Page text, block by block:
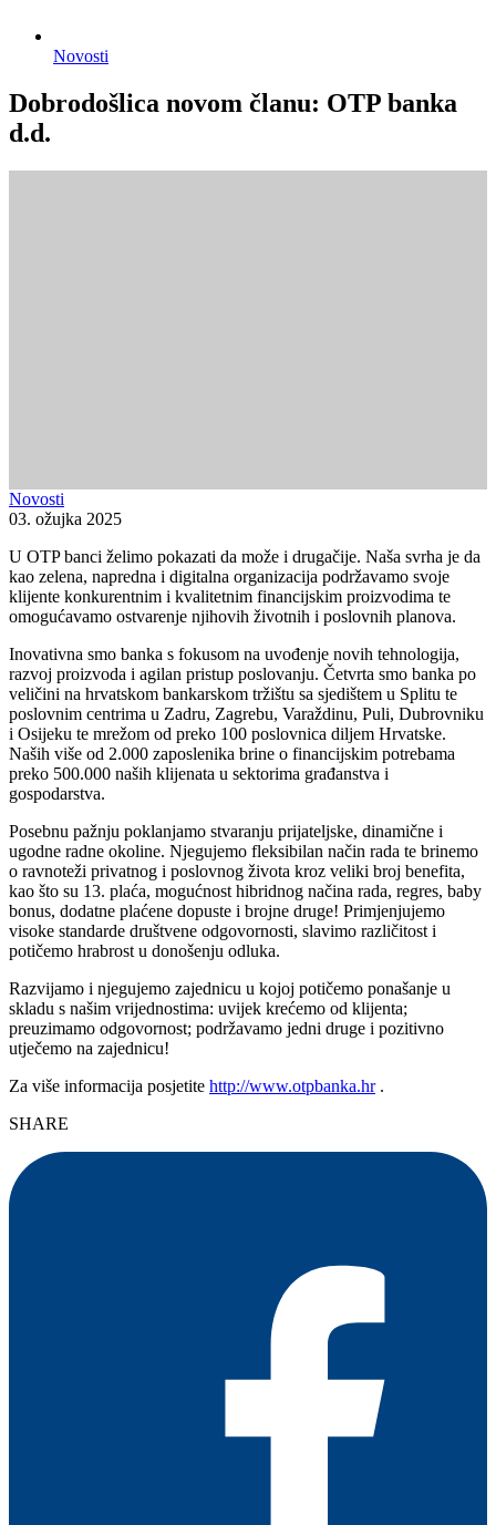
Novosti
Dobrodošlica novom članu: OTP banka
d.d.
Novosti
03. ožujka 2025
U OTP banci želimo pokazati da može i drugačije. Naša svrha je da
kao zelena, napredna i digitalna organizacija podržavamo svoje
klijente konkurentnim i kvalitetnim financijskim proizvodima te
omogućavamo ostvarenje njihovih životnih i poslovnih planova.
Inovativna smo banka s fokusom na uvođenje novih tehnologija,
razvoj proizvoda i agilan pristup poslovanju. Četvrta smo banka po
veličini na hrvatskom bankarskom tržištu sa sjedištem u Splitu te
poslovnim centrima u Zadru, Zagrebu, Varaždinu, Puli, Dubrovniku
i Osijeku te mrežom od preko 100 poslovnica diljem Hrvatske.
Naših više od 2.000 zaposlenika brine o financijskim potrebama
preko 500.000 naših klijenata u sektorima građanstva i
gospodarstva.
Posebnu pažnju poklanjamo stvaranju prijateljske, dinamične i
ugodne radne okoline. Njegujemo fleksibilan način rada te brinemo
o ravnoteži privatnog i poslovnog života kroz veliki broj benefita,
kao što su 13. plaća, mogućnost hibridnog načina rada, regres, baby
bonus, dodatne plaćene dopuste i brojne druge! Primjenjujemo
visoke standarde društvene odgovornosti, slavimo različitost i
potičemo hrabrost u donošenju odluka.
Razvijamo i njegujemo zajednicu u kojoj potičemo ponašanje u
skladu s našim vrijednostima: uvijek krećemo od klijenta;
preuzimamo odgovornost; podržavamo jedni druge i pozitivno
utječemo na zajednicu!
Za više informacija posjetite http://www.otpbanka.hr.
SHARE